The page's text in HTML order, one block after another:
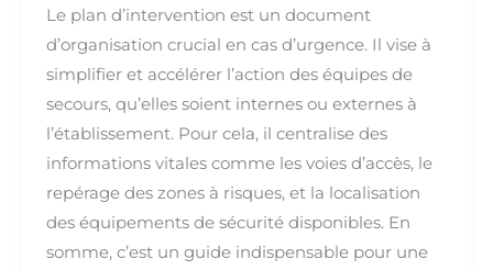
Le plan d’intervention est un document
d’organisation crucial en cas d’urgence. Il vise à
simplifier et accélérer l’action des équipes de
secours, qu’elles soient internes ou externes à
l’établissement. Pour cela, il centralise des
informations vitales comme les voies d’accès, le
repérage des zones à risques, et la localisation
des équipements de sécurité disponibles. En
somme, c’est un guide indispensable pour une